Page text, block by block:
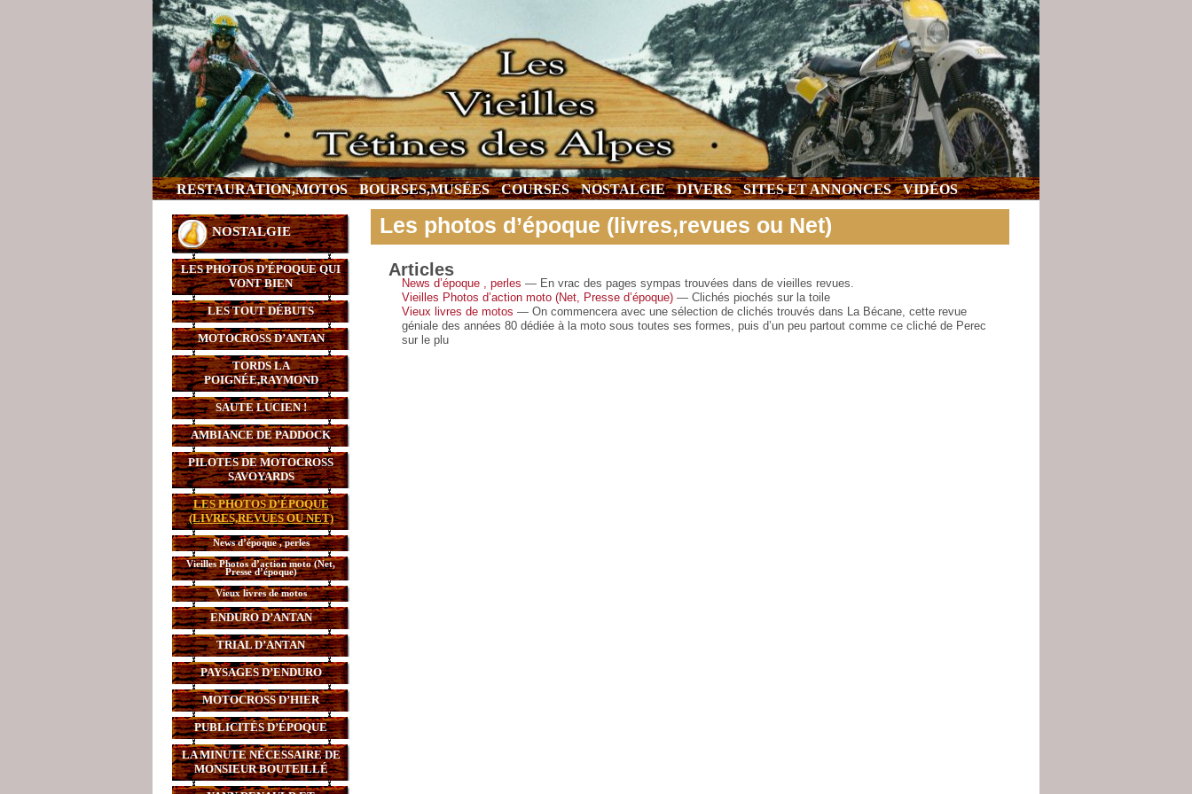
RESTAURATION,MOTOS BOURSES,MUSÉES COURSES NOSTALGIE DIVERS SITES ET ANNONCES VIDÉOS
NOSTALGIE
LES PHOTOS D’ÉPOQUE QUI
VONT BIEN
LES TOUT DÉBUTS
MOTOCROSS D’ANTAN
TORDS LA
POIGNÉE,RAYMOND
SAUTE LUCIEN !
AMBIANCE DE PADDOCK
PILOTES DE MOTOCROSS
SAVOYARDS
LES PHOTOS D’ÉPOQUE
(LIVRES,REVUES OU NET)
News d’époque , perles
Vieilles Photos d’action moto (Net,
Presse d’époque)
Vieux livres de motos
ENDURO D’ANTAN
TRIAL D’ANTAN
PAYSAGES D’ENDURO
MOTOCROSS D’HIER
PUBLICITÉS D’ÉPOQUE
LA MINUTE NÉCESSAIRE DE
MONSIEUR BOUTEILLÉ
Les photos d’époque (livres,revues ou Net)
Articles
News d’époque , perles — En vrac des pages sympas trouvées dans de vieilles revues.
Vieilles Photos d’action moto (Net, Presse d’époque) — Clichés piochés sur la toile
Vieux livres de motos — On commencera avec une sélection de clichés trouvés dans La Bécane, cette revue
géniale des années 80 dédiée à la moto sous toutes ses formes, puis d’un peu partout comme ce cliché de Perec
sur le plu